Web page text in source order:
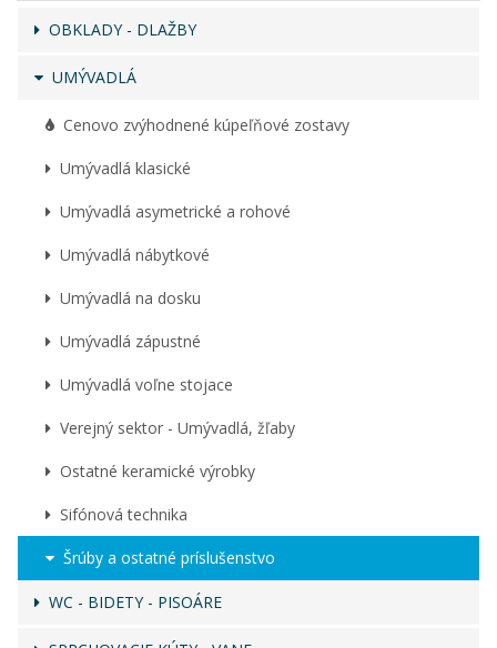
OBKLADY - DLAŽBY
UMÝVADLÁ
Cenovo zvýhodnené kúpeľňové zostavy
Umývadlá klasické
Umývadlá asymetrické a rohové
Umývadlá nábytkové
Umývadlá na dosku
Umývadlá zápustné
Umývadlá voľne stojace
Verejný sektor - Umývadlá, žľaby
Ostatné keramické výrobky
Sifónová technika
Šrúby a ostatné príslušenstvo
WC - BIDETY - PISOÁRE